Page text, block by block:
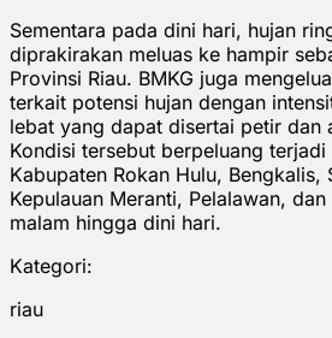
Sementara pada dini hari, hujan
diprakirakan meluas ke hampir
Provinsi Riau. BMKG juga
terkait potensi hujan dengan
lebat yang dapat disertai petir dan
Kondisi tersebut berpeluang
Kabupaten Rokan Hulu, Bengkalis,
Kepulauan Meranti, Pelalawan,
malam hingga dini hari.
Kategori:
riau